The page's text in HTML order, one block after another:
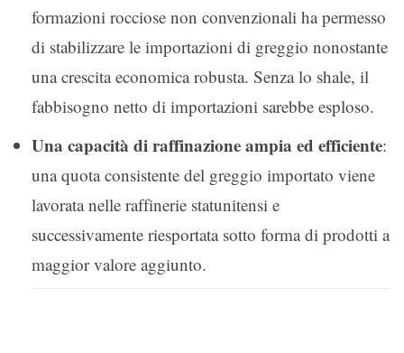
formazioni rocciose non convenzionali ha permesso
di stabilizzare le importazioni di greggio nonostante
una crescita economica robusta. Senza lo shale, il
fabbisogno netto di importazioni sarebbe esploso.
Una capacità di raffinazione ampia ed efficiente:
una quota consistente del greggio importato viene
lavorata nelle raffinerie statunitensi e
successivamente riesportata sotto forma di prodotti a
maggior valore aggiunto.